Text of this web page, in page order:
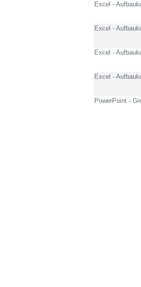
Excel -
Excel -
Excel -
Excel -
PowerPoint -